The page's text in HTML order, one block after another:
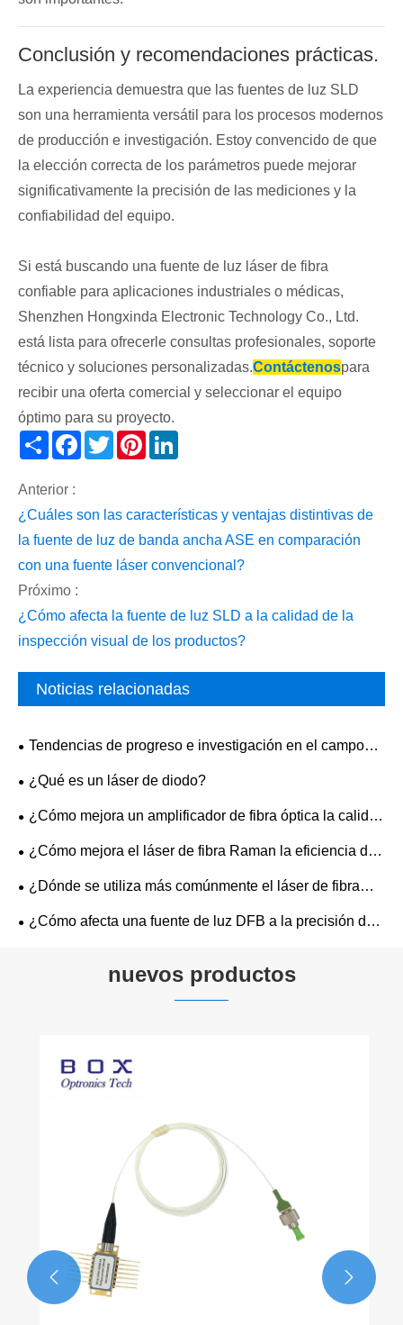
Conclusión y recomendaciones prácticas.
La experiencia demuestra que las fuentes de luz SLD
son una herramienta versátil para los procesos modernos
de producción e investigación. Estoy convencido de que
la elección correcta de los parámetros puede mejorar
significativamente la precisión de las mediciones y la
confiabilidad del equipo.
Si está buscando una fuente de luz láser de fibra
confiable para aplicaciones industriales o médicas,
Shenzhen Hongxinda Electronic Technology Co., Ltd.
está lista para ofrecerle consultas profesionales, soporte
técnico y soluciones personalizadas.Contáctenospara
recibir una oferta comercial y seleccionar el equipo
óptimo para su proyecto.
Share Facebook
TwitterPinterest
Anterior :
¿Cuáles son las características y ventajas distintivas de
la fuente de luz de banda ancha ASE en comparación
con una fuente láser convencional?
Próximo :
¿Cómo afecta la fuente de luz SLD a la calidad de la
inspección visual de los productos?
Noticias relacionadas
Tendencias de progreso e investigación en el campo
del bombeo láser
¿Qué es un láser de diodo?
¿Cómo mejora un amplificador de fibra óptica la calidad
de transmisión de la señal?
¿Cómo mejora el láser de fibra Raman la eficiencia de
la transmisión de datos?
¿Dónde se utiliza más comúnmente el láser de fibra
Raman en redes ópticas?
¿Cómo afecta una fuente de luz DFB a la precisión de
nuevos productos
 